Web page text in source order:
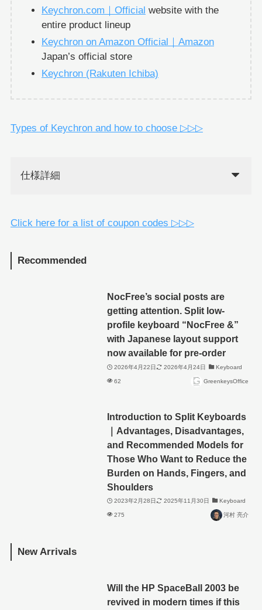
Keychron.com｜Official website with the
entire product lineup
Keychron on Amazon Official｜Amazon
Japan’s official store
Keychron (Rakuten Ichiba)
Types of Keychron and how to choose ▷▷▷
仕様詳細
Click here for a list of coupon codes ▷▷▷
Recommended
NocFree’s social posts are
getting attention. Split low-
profile keyboard “NocFree &”
with Japanese layout support
now available for pre-order
2026年4月22日 2026年4月24日 Keyboard
62 GreenkeysOffice
Introduction to Split Keyboards
｜Advantages, Disadvantages,
and Recommended Models for
Those Who Want to Reduce the
Burden on Hands, Fingers, and
Shoulders
2023年2月28日 2025年11月30日 Keyboard
275 河村 亮介
New Arrivals
Will the HP SpaceBall 2003 be
revived in modern times if this